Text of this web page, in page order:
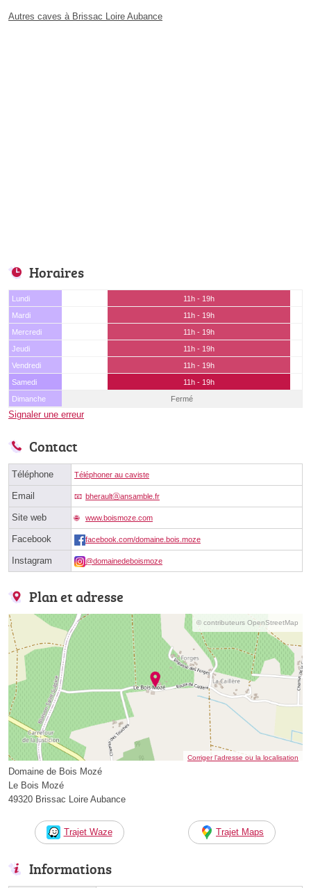
Autres caves à Brissac Loire Aubance
Horaires
Lundi
11h - 19h
Mardi
11h - 19h
Mercredi
11h - 19h
Jeudi
11h - 19h
Vendredi
11h - 19h
Samedi
11h - 19h
Dimanche
Fermé
Signaler une erreur
Contact
Téléphone Téléphoner au caviste
Email bheraultⓐansamble.fr
Site web www.boismoze.com
Facebook facebook.com/domaine.bois.moze
Instagram @domainedeboismoze
Plan et adresse
© contributeurs OpenStreetMap
Corriger l’adresse ou la localisation
Domaine de Bois Mozé
Le Bois Mozé
49320 Brissac Loire Aubance
Trajet Waze Trajet Maps
Informations